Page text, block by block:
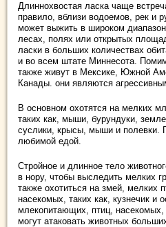
Длиннохвостая ласка чаще
правило, вблизи водоемов, рек и
может выжить в широком
лесах, полях или открытых
ласки в больших количествах
и во всем штате Миннесота.
также живут в Мексике, Южной
Канады. они являются
В основном охотятся на мелких
таких как, мыши, бурундуки,
суслики, крысы, мыши и полевки.
любимой едой.
Стройное и длинное тело
в нору, чтобы выследить мелких
также охотиться на змей, мелких
насекомых, таких как, кузнечик и
млекопитающих, птиц,
могут атаковать животных